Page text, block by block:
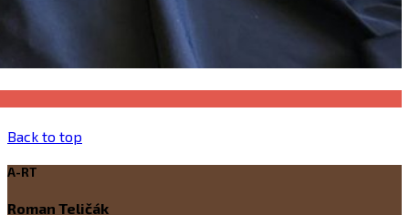
Back to top
A-RT
Roman Teličák